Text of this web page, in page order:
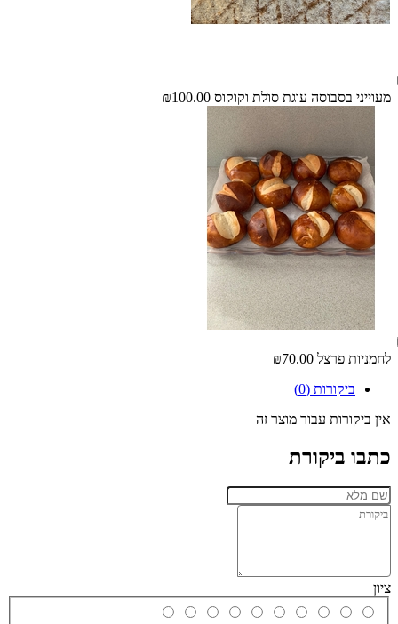
מעוייני בסבוסה עוגת סולת וקוקוס ₪100.00
לחמניות פרצל ₪70.00
ביקורות (0)
אין ביקורות עבור מוצר זה
כתבו ביקורת
ציון